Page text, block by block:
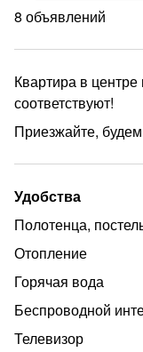
8 объявлений
Квартира в
соответствуют!
Приезжайте,
Удобства
Полотенца,
Отопление
Горячая вода
Беспроводной
Телевизор